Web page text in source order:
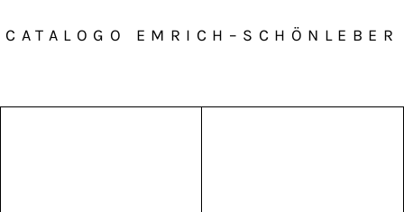
CATALOGO EMRICH–SCHÖNLEBER